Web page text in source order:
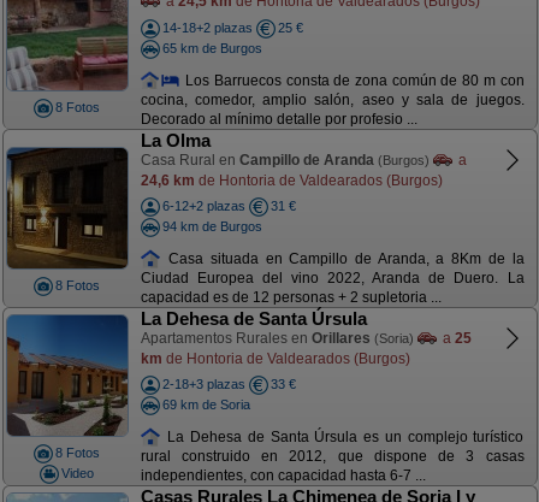
8 Fotos
14-18+2 plazas
25 €
65 km de Burgos
Los Barruecos consta de zona común de 80 m con
cocina, comedor, amplio salón, aseo y sala de juegos.
Decorado al mínimo detalle por profesio ...
8 Fotos
La Olma
Casa Rural en Campillo de Aranda (Burgos)
a
24,6 km de Hontoria de Valdearados (Burgos)
6-12+2 plazas
31 €
94 km de Burgos
Casa situada en Campillo de Aranda, a 8Km de la
Ciudad Europea del vino 2022, Aranda de Duero. La
capacidad es de 12 personas + 2 supletoria ...
8 Fotos
Video
La Dehesa de Santa Úrsula
Apartamentos Rurales en Orillares (Soria) a 25
km de Hontoria de Valdearados (Burgos)
2-18+3 plazas
33 €
69 km de Soria
La Dehesa de Santa Úrsula es un complejo turístico
rural construido en 2012, que dispone de 3 casas
independientes, con capacidad hasta 6-7 ...
Casas Rurales La Chimenea de Soria I y